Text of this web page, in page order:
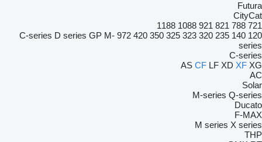
Futura
CityCat
721
788
821
921
1088
1188
120
140
235
320
323
325
350
420
972
C-series D series GP M-
series
C-series
AS CF LF XD XF XG
AC
Solar
M-series Q-series
Ducato
F-MAX
M series X series
THP